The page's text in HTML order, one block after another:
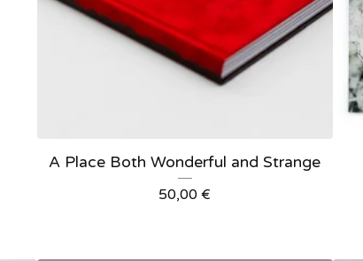
A Place Both Wonderful and Strange
50,00€